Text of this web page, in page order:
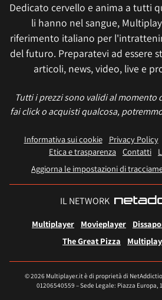
Dedicato cervello e anima a tutti
li hanno nel sangue,
riferimento italiano per
del futuro. Preparatevi ad essere
articoli, news, video, live e
Tutti i prezzi sono validi al momento
fai click o acquisti qualcosa,
Informativa sui cookie Privacy Policy
Etica e trasparenza Contatti
Aggiorna le impostazioni di
IL NETWORK
Multiplayer Movieplayer
The Great Pizza
© 2026 Multiplayer.it è di proprietà di NetAddiction
01206540559 – Sede Legale: Piazza Europa,